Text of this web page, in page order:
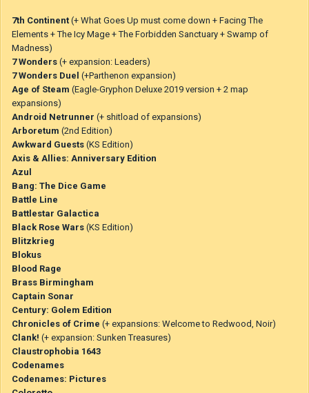
7th Continent (+ What Goes Up must come down + Facing The
Elements + The Icy Mage + The Forbidden Sanctuary + Swamp of
Madness)
7 Wonders (+ expansion: Leaders)
7 Wonders Duel (+Parthenon expansion)
Age of Steam (Eagle-Gryphon Deluxe 2019 version + 2 map
expansions)
Android Netrunner (+ shitload of expansions)
Arboretum (2nd Edition)
Awkward Guests (KS Edition)
Axis & Allies: Anniversary Edition
Azul
Bang: The Dice Game
Battle Line
Battlestar Galactica
Black Rose Wars (KS Edition)
Blitzkrieg
Blokus
Blood Rage
Brass Birmingham
Captain Sonar
Century: Golem Edition
Chronicles of Crime (+ expansions: Welcome to Redwood, Noir)
Clank! (+ expansion: Sunken Treasures)
Claustrophobia 1643
Codenames
Codenames: Pictures